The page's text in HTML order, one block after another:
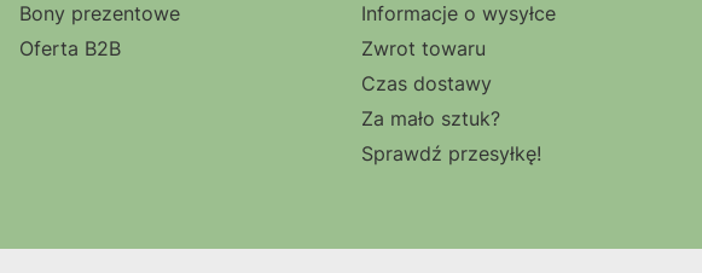
Bony prezentowe
Oferta B2B
Informacje o wysyłce
Zwrot towaru
Czas dostawy
Za mało sztuk?
Sprawdź przesyłkę!